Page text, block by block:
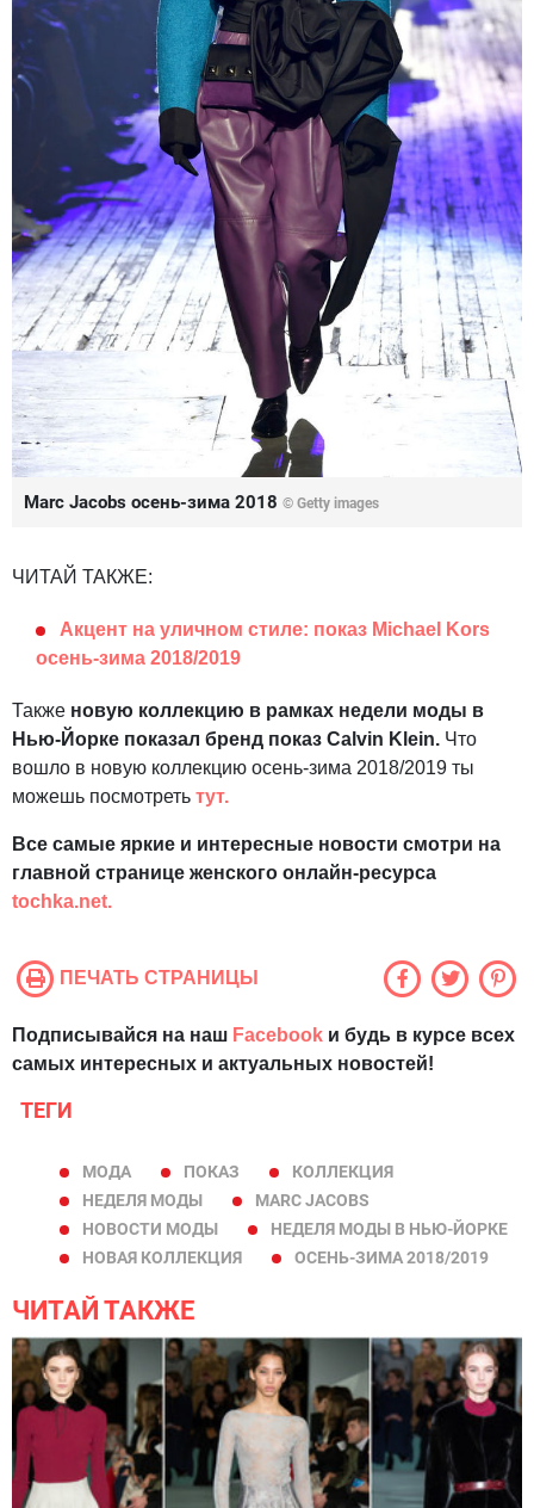
Marc Jacobs осень-зима 2018 © Getty images
ЧИТАЙ ТАКЖЕ:
Акцент на уличном стиле: показ Michael Kors
осень-зима 2018/2019
Также новую коллекцию в рамках недели моды в
Нью-Йорке показал бренд показ Calvin Klein. Что
вошло в новую коллекцию осень-зима 2018/2019 ты
можешь посмотреть тут.
Все самые яркие и интересные новости смотри на
главной странице женского онлайн-ресурса
tochka.net.
ПЕЧАТЬ СТРАНИЦЫ
Подписывайся на наш Facebook и будь в курсе всех
самых интересных и актуальных новостей!
ТЕГИ
МОДА ПОКАЗ
КОЛЛЕКЦИЯ
НЕДЕЛЯ МОДЫ
MARC JACOBS
НОВОСТИ МОДЫ
НЕДЕЛЯ МОДЫ В НЬЮ-ЙОРКЕ
НОВАЯ КОЛЛЕКЦИЯ
ОСЕНЬ-ЗИМА 2018/2019
ЧИТАЙ ТАКЖЕ